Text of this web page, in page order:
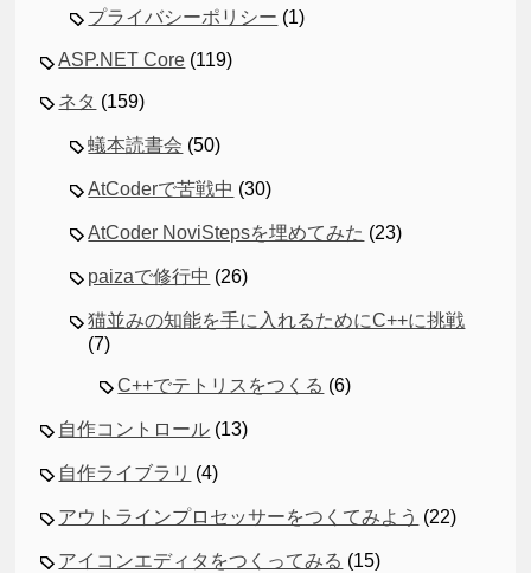
プライバシーポリシー (1)
ASP.NET Core (119)
ネタ (159)
蟻本読書会 (50)
AtCoderで苦戦中 (30)
AtCoder NoviStepsを埋めてみた (23)
paizaで修行中 (26)
猫並みの知能を手に入れるためにC++に挑戦
(7)
C++でテトリスをつくる (6)
自作コントロール (13)
自作ライブラリ (4)
アウトラインプロセッサーをつくてみよう (22)
アイコンエディタをつくってみる (15)